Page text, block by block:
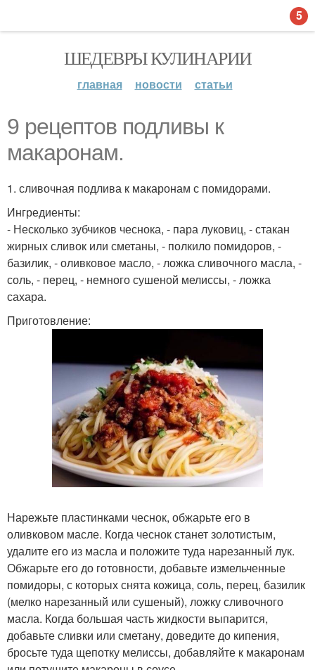
ШЕДЕВРЫ КУЛИНАРИИ
главная новости статьи
9 рецептов подливы к
макаронам.
1. сливочная подлива к макаронам с помидорами.
Ингредиенты:
- Несколько зубчиков чеснока, - пара луковиц, - стакан
жирных сливок или сметаны, - полкило помидоров, -
базилик, - оливковое масло, - ложка сливочного масла, -
соль, - перец, - немного сушеной мелиссы, - ложка
сахара.
Приготовление:
Нарежьте пластинками чеснок, обжарьте его в
оливковом масле. Когда чеснок станет золотистым,
удалите его из масла и положите туда нарезанный лук.
Обжарьте его до готовности, добавьте измельченные
помидоры, с которых снята кожица, соль, перец, базилик
(мелко нарезанный или сушеный), ложку сливочного
масла. Когда большая часть жидкости выпарится,
добавьте сливки или сметану, доведите до кипения,
бросьте туда щепотку мелиссы, добавляйте к макаронам
5